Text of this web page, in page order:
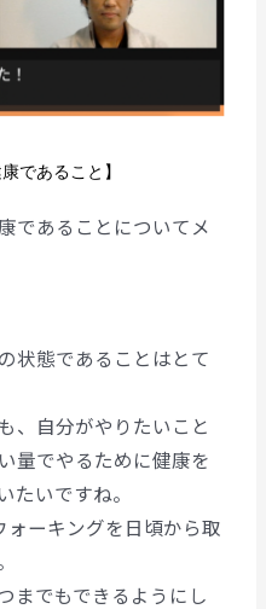
であること】
であることについてメ
状態であることはとて
、自分がやりたいこと
量でやるために健康を
たいですね。
ーキングを日頃から取
までもできるようにし